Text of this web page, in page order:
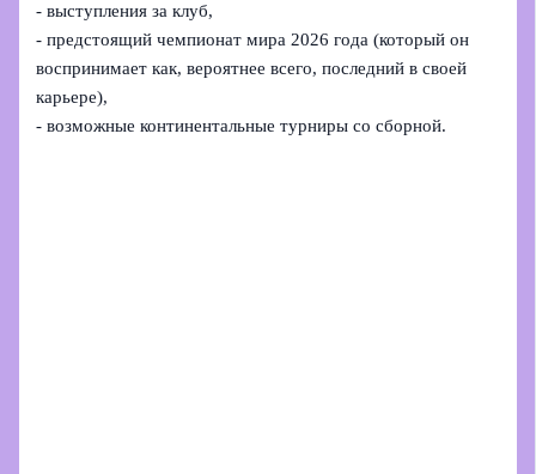
- выступления за клуб,
- предстоящий чемпионат мира 2026 года (который он
воспринимает как, вероятнее всего, последний в своей
карьере),
- возможные континентальные турниры со сборной.